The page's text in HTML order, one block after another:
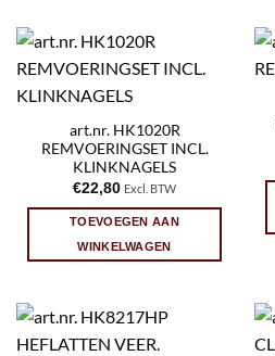
art.nr. HK1020R
REMVOERINGSET INCL.
KLINKNAGELS
€22,80 Excl. BTW
TOEVOEGEN AAN
WINKELWAGEN